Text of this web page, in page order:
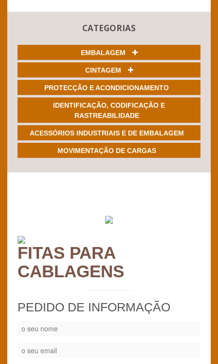
CATEGORIAS
EMBALAGEM
CINTAGEM
PROTECÇÃO E ACONDICIONAMENTO
IDENTIFICAÇÃO, CODIFICAÇÃO E
RASTREABILIDADE
ACESSÓRIOS INDUSTRIAIS E DE EMBALAGEM
MOVIMENTAÇÃO DE CARGAS
FITAS PARA
CABLAGENS
PEDIDO DE INFORMAÇÃO